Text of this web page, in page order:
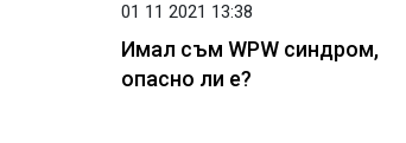
01 11 2021 13:38
Имал съм WPW синдром,
опасно ли е?